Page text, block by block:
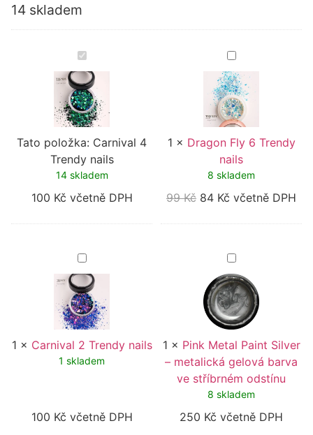
14 skladem
Carnival
4
Trendy
nails
Tato položka: Carnival 4
Trendy nails
14 skladem
100 Kč včetně DPH
Dragon
Fly
6
Trendy
nails
1 × Dragon Fly 6 Trendy
nails
8 skladem
99Kč 84 Kč včetně DPH
Carnival
2
Trendy
nails
1 × Carnival 2 Trendy nails
1 skladem
100 Kč včetně DPH
Pink
Metal
Paint
Silver
–
metalická
gelová
barva
ve
stříbrném
odstínu
1 × Pink Metal Paint Silver
– metalická gelová barva
ve stříbrném odstínu
8 skladem
250 Kč včetně DPH